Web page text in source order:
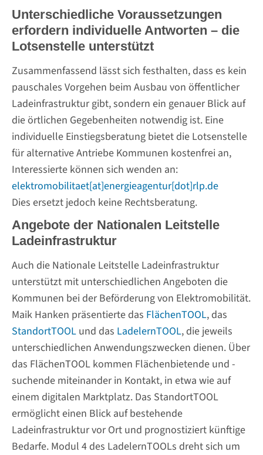
Unterschiedliche Voraussetzungen
erfordern individuelle Antworten – die
Lotsenstelle unterstützt
Zusammenfassend lässt sich festhalten, dass es kein
pauschales Vorgehen beim Ausbau von öffentlicher
Ladeinfrastruktur gibt, sondern ein genauer Blick auf
die örtlichen Gegebenheiten notwendig ist. Eine
individuelle Einstiegsberatung bietet die Lotsenstelle
für alternative Antriebe Kommunen kostenfrei an,
Interessierte können sich wenden an:
elektromobilitaet[at]energieagentur[dot]rlp.de
Dies ersetzt jedoch keine Rechtsberatung.
Angebote der Nationalen Leitstelle
Ladeinfrastruktur
Auch die Nationale Leitstelle Ladeinfrastruktur
unterstützt mit unterschiedlichen Angeboten die
Kommunen bei der Beförderung von Elektromobilität.
Maik Hanken präsentierte das FlächenTOOL, das
StandortTOOL und das LadelernTOOL, die jeweils
unterschiedlichen Anwendungszwecken dienen. Über
das FlächenTOOL kommen Flächenbietende und -
suchende miteinander in Kontakt, in etwa wie auf
einem digitalen Marktplatz. Das StandortTOOL
ermöglicht einen Blick auf bestehende
Ladeinfrastruktur vor Ort und prognostiziert künftige
Bedarfe. Modul 4 des LadelernTOOLs dreht sich um